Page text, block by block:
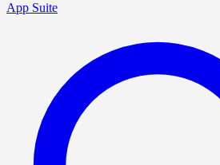
App Suite